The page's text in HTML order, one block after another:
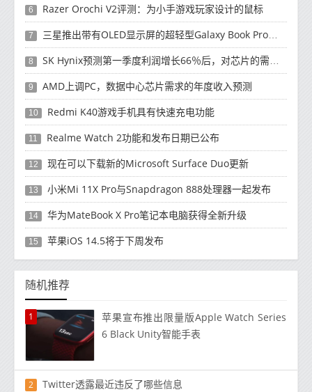
6 Razer Orochi V2评测：为小手游戏玩家设计的鼠标
7 三星推出带有OLED显示屏的超轻型Galaxy Book Pro和Galaxy Book Pro 360笔记本电脑
8 SK Hynix预测第一季度利润增长66％后，对芯片的需求将增强
9 AMD上调PC，数据中心芯片需求的年度收入预测
10 Redmi K40游戏手机具有快速充电功能
11 Realme Watch 2功能和发布日期已公布
12 现在可以下载新的Microsoft Surface Duo更新
13 小米Mi 11X Pro与Snapdragon 888处理器一起发布
14 华为MateBook X Pro笔记本电脑获得全新升级
15 苹果iOS 14.5将于下周发布
随机推荐
1
苹果宣布推出限量版Apple Watch Series
6 Black Unity智能手表
2 Twitter透露最近违反了哪些信息